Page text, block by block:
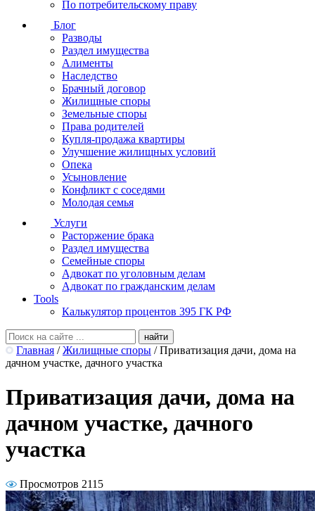
По потребительскому праву
Блог
Разводы
Раздел имущества
Алименты
Наследство
Брачный договор
Жилищные споры
Земельные споры
Права родителей
Купля-продажа квартиры
Улучшение жилищных условий
Опека
Усыновление
Конфликт с соседями
Молодая семья
Услуги
Расторжение брака
Раздел имущества
Семейные споры
Адвокат по уголовным делам
Адвокат по гражданским делам
Tools
Калькулятор процентов 395 ГК РФ
Главная / Жилищные споры / Приватизация дачи, дома на
дачном участке, дачного участка
Приватизация дачи, дома на
дачном участке, дачного
участка
Просмотров 2115